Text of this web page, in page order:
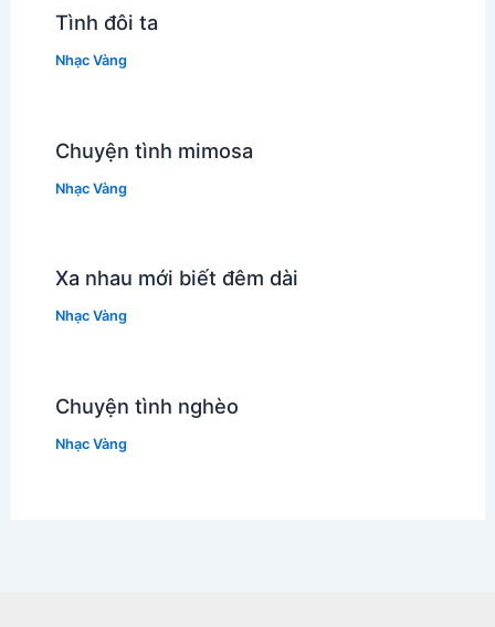
Tình đôi ta
Nhạc Vàng
Chuyện tình mimosa
Nhạc Vàng
Xa nhau mới biết đêm dài
Nhạc Vàng
Chuyện tình nghèo
Nhạc Vàng